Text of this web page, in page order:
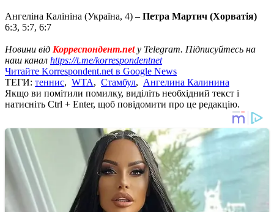
Ангеліна Калініна (Україна, 4) – Петра Мартич (Хорватія)
6:3, 5:7, 6:7
Новини від Корреспондент.netу Telegram. Підписуйтесь на
наш канал https://t.me/korrespondentnet
Читайте Korrespondent.net в Google News
ТЕГИ: теннис, WTA, Стамбул, Ангелина Калинина
Якщо ви помітили помилку, виділіть необхідний текст і
натисніть Ctrl + Enter, щоб повідомити про це редакцію.